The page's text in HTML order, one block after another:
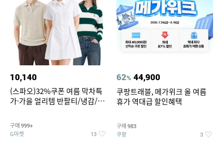
10,140
(스파오)32%쿠폰 여름 막차특
가·가을 얼리템 반팔티/냉감/반
건 외 ~74%OFF
구매 999+
G마켓 13
62% 44,900
쿠팡트래블, 메가위크 올 여름
휴가 역대급 할인혜택
구매 983
쿠팡 3